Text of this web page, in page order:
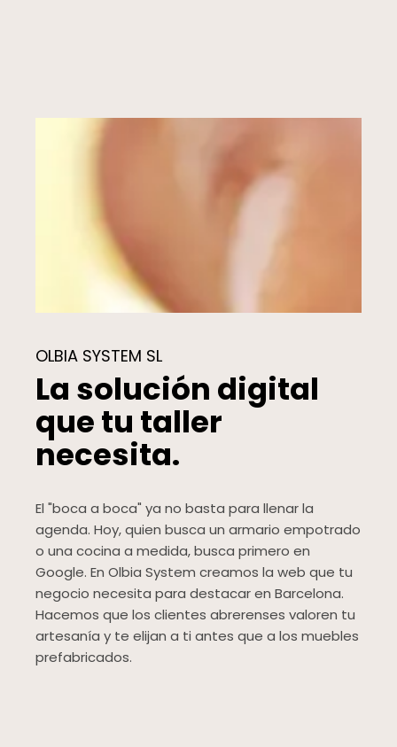
OLBIA SYSTEM SL
La solución digital
que tu taller
necesita.
El "boca a boca" ya no basta para llenar la
agenda. Hoy, quien busca un armario empotrado
o una cocina a medida, busca primero en
Google. En Olbia System creamos la web que tu
negocio necesita para destacar en Barcelona.
Hacemos que los clientes abrerenses valoren tu
artesanía y te elijan a ti antes que a los muebles
prefabricados.